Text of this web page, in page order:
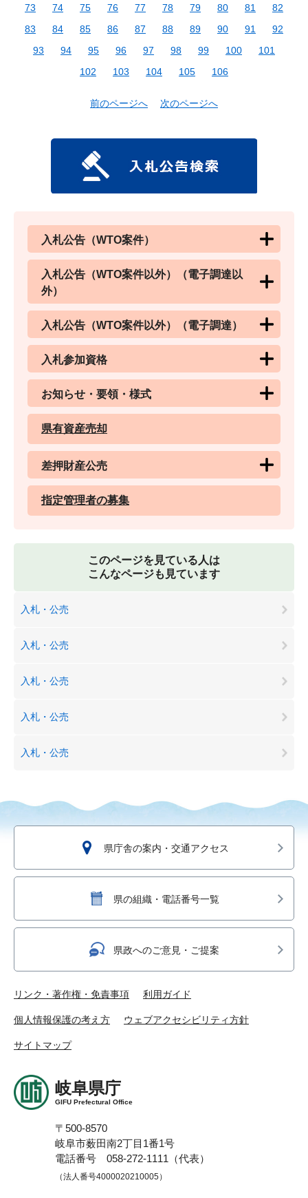
73
74 75 76 77 78 79 80 81
82
83
84 85 86 87 88 89 90 91
92
93
94 95 96 97 98 99 100
101
102
103 104 105 106
前のページへ 次のページへ
入札公告（WTO案件）
入札公告（WTO案件以外）（電子調達以
外）
入札公告（WTO案件以外）（電子調達）
入札参加資格
お知らせ・要領・様式
県有資産売却
差押財産公売
指定管理者の募集
このページを見ている人は
こんなページも見ています
入札・公売
入札・公売
入札・公売
入札・公売
入札・公売
県庁舎の案内・交通アクセス
県の組織・電話番号一覧
県政へのご意見・ご提案
リンク・著作権・免責事項 利用ガイド
個人情報保護の考え方 ウェブアクセシビリティ方針
サイトマップ
岐阜県庁
GIFU Prefectural Office
〒500-8570
岐阜市薮田南2丁目1番1号
電話番号 058-272-1111（代表）
（法人番号4000020210005）